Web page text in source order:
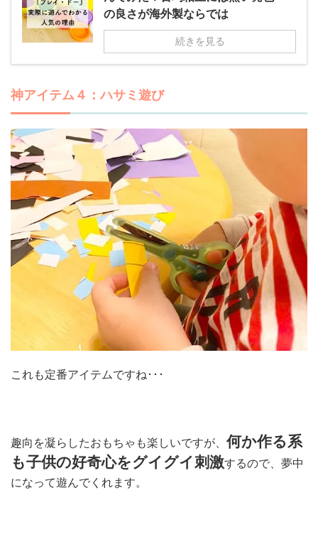
の良さが海外製ならでは
続きを見る
神アイテム４：ハサミ遊び
これも定番アイテムですね･･･
趣向を凝らしたおもちゃも楽しいですが、何か作る系
も子供の好奇心をグイグイ刺激するので、夢中
になって遊んでくれます。